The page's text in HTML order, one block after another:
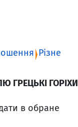
Різне
ГРЕЦЬКІ ГОРІХИ
в обране